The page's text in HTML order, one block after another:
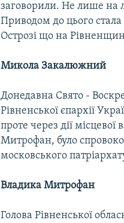
заговорили. Не лише на
Приводом до цього стала
Острозі що на
Микола Закалюжний
Донедавна Свято -
Рівненської єпархії
проте через дії
Митрофан, було
московського
Владика Митрофан
Голова Рівненської